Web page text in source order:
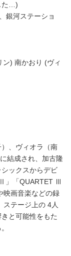
た…)
銀河ステーショ
) 南かおり (ヴィ
、ヴィオラ（南
結成され、加古隆
ックスからデビ
」「QUARTET Ⅲ
映画音楽などの録
ステージ上の 4人
と可能性をもた